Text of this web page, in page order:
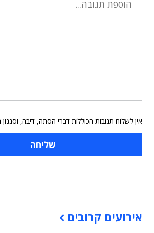
אין לשלוח תגובות הכוללות דברי הסתה, דיבה,
אירועים קרובים